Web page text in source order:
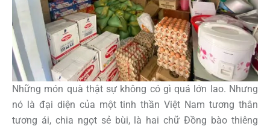
Những món quà thật sự không có gì quá lớn lao. Nhưng
nó là đại diện của một tinh thần Việt Nam tương thân
tương ái, chia ngọt sẻ bùi, là hai chữ Đồng bào thiêng